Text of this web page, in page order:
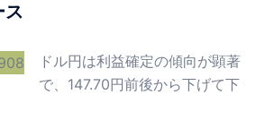
ス
ドル円は利益確定の傾向が顕著
で、147.70円前後から下げて下